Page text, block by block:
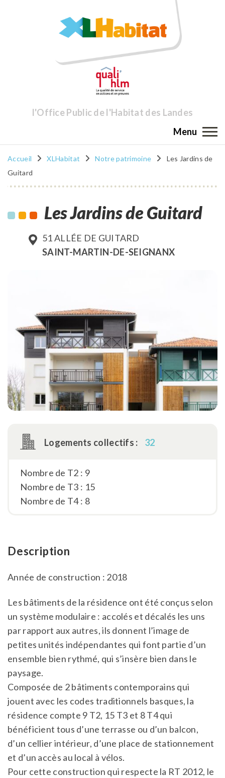
l'Office Public de l'Habitat des Landes
Menu
Accueil XLHabitat Notre patrimoine
Les Jardins de
Guitard
Les Jardins de Guitard
51 ALLÉE DE GUITARD
SAINT-MARTIN-DE-SEIGNANX
Logements collectifs : 32
Nombre de T2 : 9
Nombre de T3 : 15
Nombre de T4 : 8
Description
Année de construction : 2018
Les bâtiments de la résidence ont été conçus selon
un système modulaire : accolés et décalés les uns
par rapport aux autres, ils donnent l’image de
petites unités indépendantes qui font partie d’un
ensemble bien rythmé, qui s’insère bien dans le
paysage.
Composée de 2 bâtiments contemporains qui
jouent avec les codes traditionnels basques, la
résidence compte 9 T2, 15 T3 et 8 T4 qui
bénéficient tous d’une terrasse ou d’un balcon,
d’un cellier intérieur, d’une place de stationnement
et d’un accès au local à vélos.
Pour cette construction qui respecte la RT 2012, le